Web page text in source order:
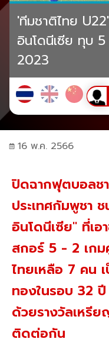
'ทีมชาติไทย
อินโดนีเซีย ทุบ
2023
16 พ.ค. 2566
ปิดฉากฟุตบอลช
ประเทศกัมพูชา
อินโดนีเซีย" ที่เอ
สกอร์ 5 - 2 เก
ไทยเหลือ 7 คน
ทองในรอบ 32
ด้วยรางวัลเหรี
ติดต่อกัน